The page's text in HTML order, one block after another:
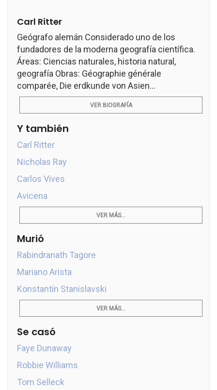
Carl Ritter
Geógrafo alemán Considerado uno de los
fundadores de la moderna geografía científica.
Áreas: Ciencias naturales, historia natural,
geografía Obras: Géographie générale
comparée, Die erdkunde von Asien...
VER BIOGRAFÍA
Y también
Carl Ritter
Nicholas Ray
Carlos Vives
Avicena
VER MÁS...
Murió
Rabindranath Tagore
Mariano Arista
Konstantín Stanislavski
VER MÁS...
Se casó
Faye Dunaway
Robbie Williams
Tom Selleck